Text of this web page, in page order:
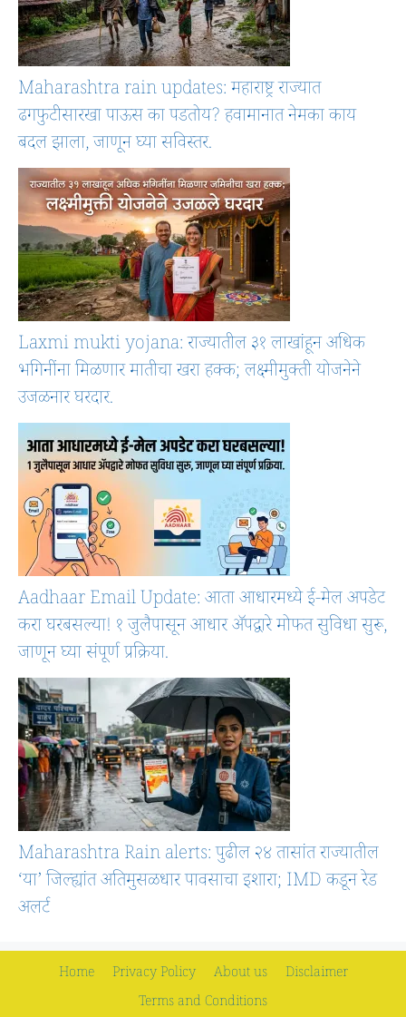
Maharashtra rain updates: महाराष्ट्र राज्यात
ढगफुटीसारखा पाऊस का पडतोय? हवामानात नेमका काय
बदल झाला, जाणून घ्या सविस्तर.
Laxmi mukti yojana: राज्यातील ३१ लाखांहून अधिक
भगिनींना मिळणार मातीचा खरा हक्क; लक्ष्मीमुक्ती योजनेने
उजळनार घरदार.
Aadhaar Email Update: आता आधारमध्ये ई-मेल अपडेट
करा घरबसल्या! १ जुलैपासून आधार ॲपद्वारे मोफत सुविधा सुरू,
जाणून घ्या संपूर्ण प्रक्रिया.
Maharashtra Rain alerts: पुढील २४ तासांत राज्यातील
‘या’ जिल्ह्यांत अतिमुसळधार पावसाचा इशारा; IMD कडून रेड
अलर्ट
Home Privacy Policy About us
Disclaimer
Terms and Conditions